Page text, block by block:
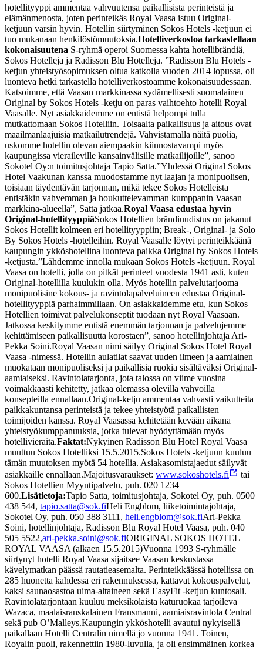
hotellityyppi ammentaa vahvuutensa paikallisista perinteistä ja
elämänmenosta, joten perinteikäs Royal Vaasa istuu Original-
ketjuun varsin hyvin. Hotellin siirtyminen Sokos Hotels -ketjuun ei
tuo mukanaan henkilöstömuutoksia.Hotelliverkostoa tarkastellaan
kokonaisuutena S-ryhmä operoi Suomessa kahta hotellibrändiä,
Sokos Hotelleja ja Radisson Blu Hotelleja. ”Radisson Blu Hotels -
ketjun yhteistyösopimuksen oltua katkolla vuoden 2014 lopussa, oli
luonteva hetki tarkastella hotelliverkostoamme kokonaisuudessaan.
Katsoimme, että Vaasan markkinassa sydämellisesti suomalainen
Original by Sokos Hotels -ketju on paras vaihtoehto hotelli Royal
Vaasalle. Nyt asiakkaidemme on entistä helpompi tulla
mutkattomaan Sokos Hotelliin. Toisaalta paikallisuus ja aitous ovat
maailmanlaajuisia matkailutrendejä. Vahvistamalla näitä puolia,
uskomme hotellin olevan aiempaakin kiinnostavampi myös
kaupungissa vieraileville kansainvälisille matkailijoille”, sanoo
Sokotel Oy:n toimitusjohtaja Tapio Satta.”Yhdessä Original Sokos
Hotel Vaakunan kanssa muodostamme nyt laajan ja monipuolisen,
toisiaan täydentävän tarjonnan, mikä tekee Sokos Hotelleista
entistäkin vahvemman ja houkuttelevamman kumppanin Vaasan
markkina-alueella”, Satta jatkaa.Royal Vaasa edustaa hyvin
Original-hotellityyppiäSokos Hotellien brändiuudistus on jakanut
Sokos Hotellit kolmeen eri hotellityyppiin; Break-, Original- ja Solo
By Sokos Hotels -hotelleihin. Royal Vaasalle löytyi perinteikkäänä
kaupungin ykköshotellina luonteva paikka Original by Sokos Hotels
-ketjusta.”Lähdemme innolla mukaan Sokos Hotels -ketjuun. Royal
Vaasa on hotelli, jolla on pitkät perinteet vuodesta 1941 asti, kuten
Original-hotellilla kuulukin olla. Myös hotellin palvelutarjooma
monipuolisine kokous- ja ravintolapalveluineen edustaa Original-
hotellityyppiä parhaimmillaan. On asiakkaidemme etu, kun Sokos
Hotellien toimivat palvelukonseptit tuodaan nyt Royal Vaasaan.
Jatkossa keskitymme entistä enemmän tarjonnan ja palvelujemme
kehittämiseen paikallisuutta korostaen”, sanoo hotellinjohtaja Ari-
Pekka Soini.Royal Vaasan nimi säilyy Original Sokos Hotel Royal
Vaasa -nimessä. Hotellin aulatilat saavat uuden ilmeen ja aamiainen
muokataan monipuoliseksi ja paikallisia ruokia sisältäväksi Original-
aamiaiseksi. Ravintolatarjonta, jota talossa on viime vuosina
voimakkaasti kehitetty, jatkaa olemassa olevilla vahvoilla
konsepteilla ennallaan.Original-ketju ammentaa vahvasti vaikutteita
paikkakuntansa perinteistä ja tekee yhteistyötä paikallisten
toimijoiden kanssa. Royal Vaasassa kehitetään kevään aikana
yhteistyökumppanuuksia, jotka tulevat hyödyttämään myös
hotellivieraita.Faktat:Nykyinen Radisson Blu Hotel Royal Vaasa
muuttuu Sokos Hotelliksi 15.5.2015.Sokos Hotels -ketjuun kuuluu
tämän muutoksen myötä 54 hotellia. Asiakasomistajaedut säilyvät
asiakkaille ennallaan.Majoitusvaraukset: www.sokoshotels.fi
tai
Sokos Hotellien Myyntipalvelu, puh. 020 1234
600.Lisätietoja:Tapio Satta, toimitusjohtaja, Sokotel Oy, puh. 0500
438 544, tapio.satta@sok.fiHeli Engblom, liiketoimintajohtaja,
Sokotel Oy, puh. 050 388 3111, heli.engblom@sok.fiAri-Pekka
Soini, hotellinjohtaja, Radisson Blu Royal Hotel Vaasa, puh. 040
505 5522,ari-pekka.soini@sok.fiORIGINAL SOKOS HOTEL
ROYAL VAASA (alkaen 15.5.2015)Vuonna 1993 S-ryhmälle
siirtynyt hotelli Royal Vaasa sijaitsee Vaasan keskustassa
kävelymatkan päässä rautatieasemalta. Perinteikkäässä hotellissa on
285 huonetta kahdessa eri rakennuksessa, kattavat kokouspalvelut,
kaksi saunaosastoa uima-altaineen sekä EasyFit -ketjun kuntosali.
Ravintolatarjontaan kuuluu meksikolaista katuruokaa tarjoileva
Wazaca, maalaisranskalainen Fransmanni, aamiaisravintola Central
sekä pub O’Malleys.Kaupungin ykköshotelli avautui nykyisellä
paikallaan Hotelli Centralin nimellä jo vuonna 1941. Toinen,
Royalin puoli, rakennettiin 1980-luvulla, ja oli ensimmäinen korkea